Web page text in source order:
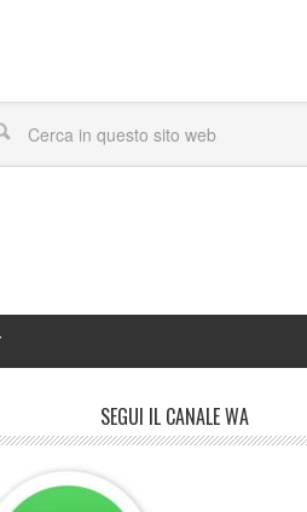
SEGUI IL CANALE WA